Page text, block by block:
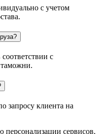
с учетом
с
таможни.
запросу клиента на
персонализации сервисов,